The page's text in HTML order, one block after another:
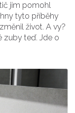
jim pomohl
tyto příběhy
život. A vy?
zuby teď. Jde o